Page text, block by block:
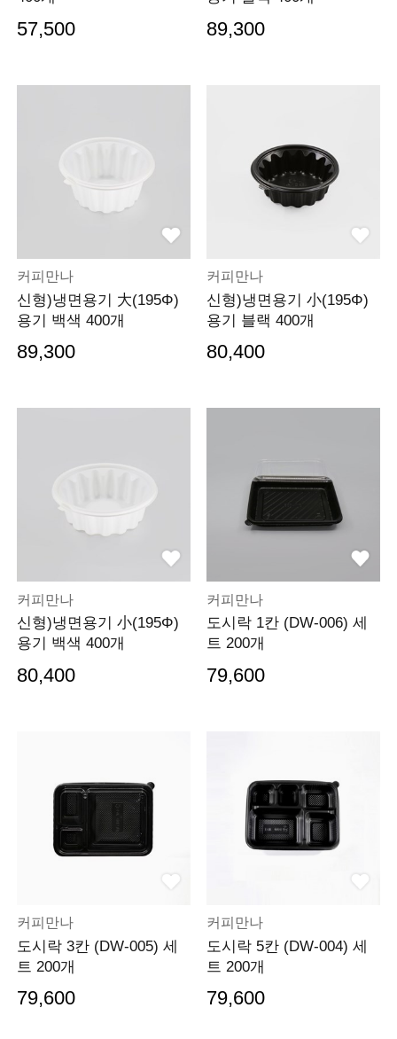
57,500 89,300
커피만나
신형)냉면용기 大(195Φ)
용기 백색 400개
89,300
커피만나
신형)냉면용기 小(195Φ)
용기 블랙 400개
80,400
커피만나
신형)냉면용기 小(195Φ)
용기 백색 400개
80,400
커피만나
도시락 1칸 (DW-006) 세
트 200개
79,600
커피만나
도시락 3칸 (DW-005) 세
트 200개
79,600
커피만나
도시락 5칸 (DW-004) 세
트 200개
79,600